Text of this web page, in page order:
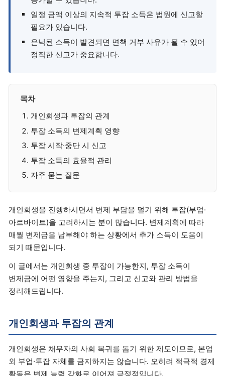
일정 금액 이상의 지속적 투잡 소득은 법원에 신고할
필요가 있습니다.
은닉된 소득이 발견되면 면책 거부 사유가 될 수 있어
정직한 신고가 중요합니다.
목차
개인회생과 투잡의 관계
투잡 소득의 변제계획 영향
투잡 시작·중단 시 신고
투잡 소득의 효율적 관리
자주 묻는 질문
개인회생을 진행하시면서 변제 부담을 덜기 위해 투잡(부업·
아르바이트)을 고려하시는 분이 많습니다. 변제계획에 따라
매월 변제금을 납부해야 하는 상황에서 추가 소득이 도움이
되기 때문입니다.
이 글에서는 개인회생 중 투잡이 가능한지, 투잡 소득이
변제금에 어떤 영향을 주는지, 그리고 신고와 관리 방법을
정리해드립니다.
개인회생과 투잡의 관계
개인회생은 채무자의 사회 복귀를 돕기 위한 제도이므로, 본업
외 부업·투잡 자체를 금지하지는 않습니다. 오히려 적극적 경제
활동은 변제 능력 강화로 이어져 긍정적입니다.